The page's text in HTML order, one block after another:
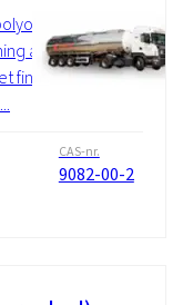
av
finns
CAS-nr.
9082-00-2